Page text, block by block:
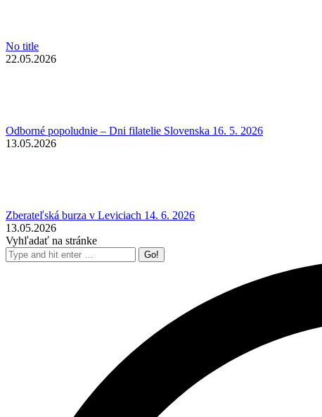
No title
22.05.2026
Odborné popoludnie – Dni filatelie Slovenska 16. 5. 2026
13.05.2026
Zberateľská burza v Leviciach 14. 6. 2026
13.05.2026
Vyhľadať na stránke
Search: